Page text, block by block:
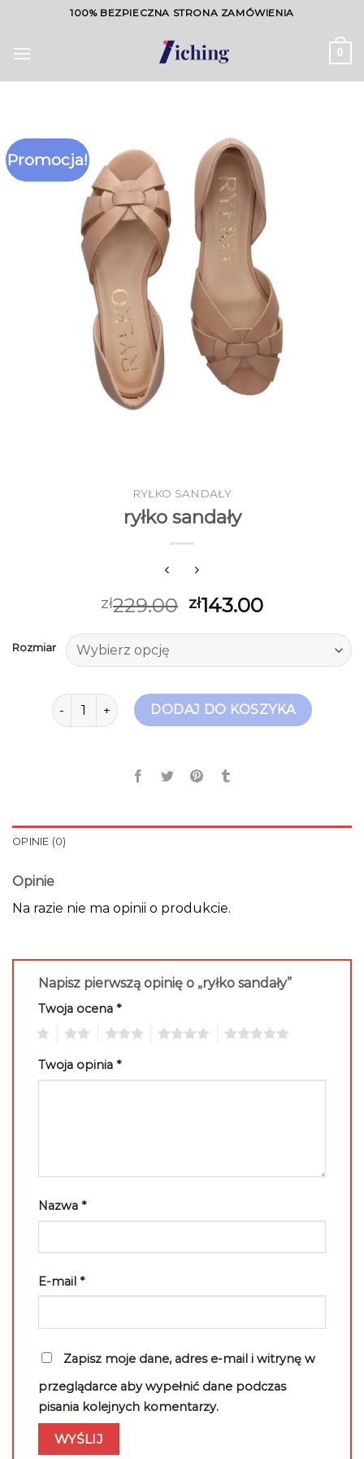
content
100% BEZPIECZNA STRONA ZAMÓWIENIA
0
Promocja!
RYŁKO SANDAŁY
ryłko sandały
zł229.00 zł143.00
Rozmiar
ilość ryłko sandałyDODAJ DO KOSZYKA
OPINIE (0)
Opinie
Na razie nie ma opinii o produkcie.
Napisz pierwszą opinię o „ryłko sandały”
Twoja ocena *
Twoja opinia *
Nazwa *
E-mail *
Zapisz moje dane, adres e-mail i witrynę w
przeglądarce aby wypełnić dane podczas
pisania kolejnych komentarzy.